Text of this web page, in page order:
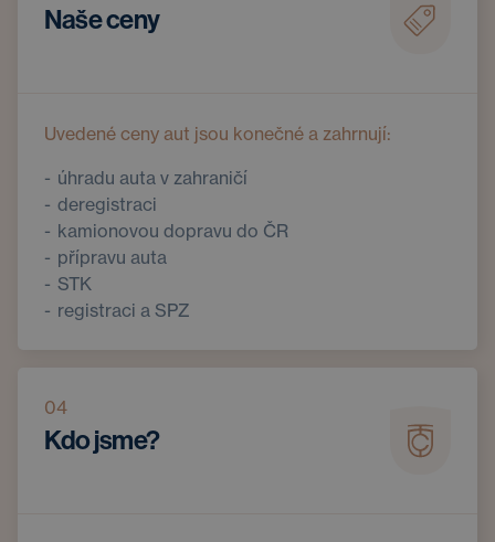
Naše ceny
Uvedené ceny aut jsou konečné a zahrnují:
úhradu auta v zahraničí
deregistraci
kamionovou dopravu do ČR
přípravu auta
STK
registraci a SPZ
04
Kdo jsme?